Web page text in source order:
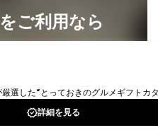
下記書類をご同封くださ
、捺印した印鑑の印鑑登
い。
定代理人の場合は、委任
関係がわかる戸籍謄本も
ご利用なら
読み放題！
FOR IOS